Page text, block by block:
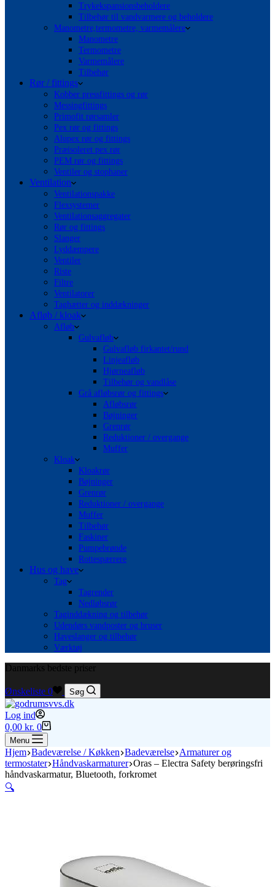
Trykekspansionsbeholdere
Tilbehør til vandvarmere og beholdere
Manometre,termometre, varmemålere
Manometre
Termometre
Varmemålere
Tilbehør
Rør / fittings
Kobber pressfittings og rør
Messingfittings
Primofit rørsamler
Pex rør og fittings
Alupex rør og fittings
Præisoleret pex rør
PEM rør og fittings
Ventiler og stophaner
Ventilation
Ventilationspakke
Flexsystemer
Ventilationsaggregater
Rør og fittings
Slanger
Lyddæmpere
Ventiler
Riste
Filtre
Ventilatorer
Taghætter og inddækninger
Afløb / kloak
Afløb
Gulvafløb
Gulvafløb firkantet/rund
Linjeafløb
Hjørneafløb
Tilbehør og vandlåse
Grå afløbsrør og fittings
Afløbsrør
Bøjninger
Grenrør
Reduktioner / overgange
Muffer
Kloak
Kloakrør
Bøjninger
Grenrør
Reduktioner / overgange
Muffer
Tilbehør
Faskiner
Pumpebrønde
Rottespærrere
Hus og have
Tag
Tagrender
Nedløbsrør
Taginddækning og tilbehør
Udendørs vandposter og bruser
Haveslanger og tilbehør
Værktøj
Danmarks bedste priser
Ønskeliste 0 Søg
Log ind
Indkøbskurv
0,00 kr. 0
Menu
Hjem Badeværelse / Køkken Badeværelse Armaturer og
termostater Håndvaskarmaturer Oras – Electra Safety berøringsfri
håndvaskarmatur, Bluetooth, forkromet
🔍